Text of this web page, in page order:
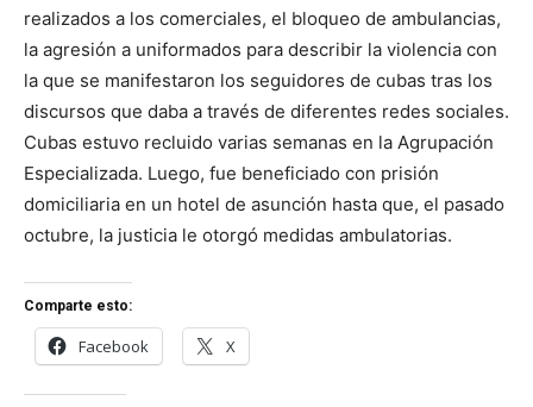
realizados a los comerciales, el bloqueo de ambulancias,
la agresión a uniformados para describir la violencia con
la que se manifestaron los seguidores de cubas tras los
discursos que daba a través de diferentes redes sociales.
Cubas estuvo recluido varias semanas en la Agrupación
Especializada. Luego, fue beneficiado con prisión
domiciliaria en un hotel de asunción hasta que, el pasado
octubre, la justicia le otorgó medidas ambulatorias.
Comparte esto:
Facebook X